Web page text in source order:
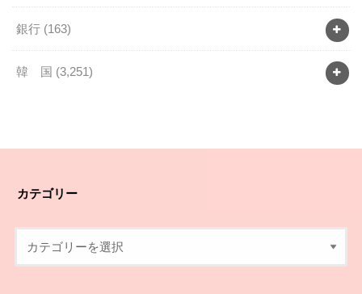
銀行 (163)
韓 国 (3,251)
カテゴリー